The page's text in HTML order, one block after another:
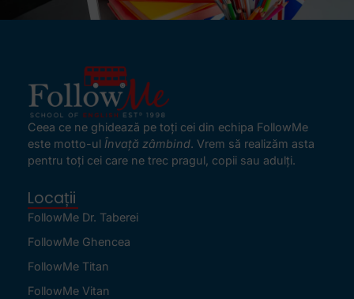
Ceea ce ne ghidează pe toţi cei din echipa FollowMe
este motto-ul Învaţă zâmbind. Vrem să realizăm asta
pentru toţi cei care ne trec pragul, copii sau adulţi.
Locații
FollowMe Dr. Taberei
FollowMe Ghencea
FollowMe Titan
FollowMe Vitan